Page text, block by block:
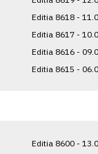
Editia 8618 -
Editia 8617 -
Editia 8616 -
Editia 8615 -
Editia 8600 -